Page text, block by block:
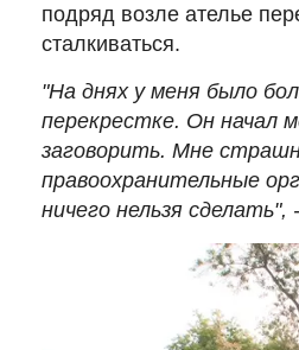
подряд возле ателье
сталкиваться.
"На днях у меня было
перекрестке. Он начал
заговорить. Мне
правоохранительные
ничего нельзя сделать", -